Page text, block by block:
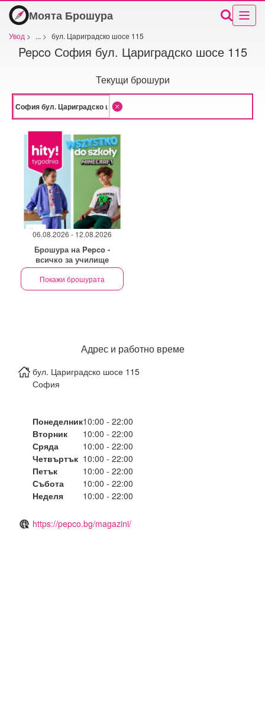
Моята Брошура
Увод > ... > бул. Цариградско шосе 115
Pepco София бул. Цариградско шосе 115
Текущи брошури
06.08.2026 - 12.08.2026
Брошура на Pepco -
всичко за училище
Покажи брошурата
Адрес и работно време
бул. Цариградско шосе 115
София
Понеделник10:00 - 22:00
Вторник
10:00 - 22:00
Сряда
10:00 - 22:00
Четвъртък 10:00 - 22:00
Петък
10:00 - 22:00
Събота
10:00 - 22:00
Неделя
10:00 - 22:00
https://pepco.bg/magazini/